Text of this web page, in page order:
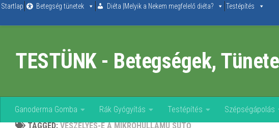
Skip to content
Startlap Betegség tünetek Diéta |Melyik a Nekem megfelelő diéta? Testépítés
TESTÜNK - Betegségek,
Ganoderma Gomba Rák Gyógyítás Testépítés Szépségápolás
TAGGED:VESZÉLYES-E A MIKROHULLÁMÚ SÜTŐ